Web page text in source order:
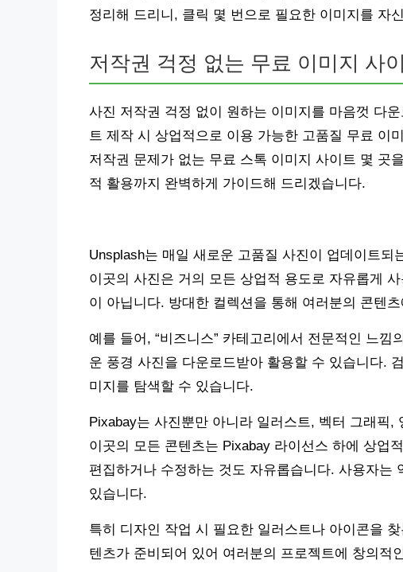
정리해 드리니, 클릭 몇 번으로 필요한 이미지를 자
저작권 걱정 없는 무료 이미지 사
사진 저작권 걱정 없이 원하는 이미지를 마음껏 다
트 제작 시 상업적으로 이용 가능한 고품질 무료 이
저작권 문제가 없는 무료 스톡 이미지 사이트 몇 곳
적 활용까지 완벽하게 가이드해 드리겠습니다.
Unsplash는 매일 새로운 고품질 사진이 업데이트
이곳의 사진은 거의 모든 상업적 용도로 자유롭게
이 아닙니다. 방대한 컬렉션을 통해 여러분의 콘텐
예를 들어, “비즈니스” 카테고리에서 전문적인 느낌
운 풍경 사진을 다운로드받아 활용할 수 있습니다.
미지를 탐색할 수 있습니다.
Pixabay는 사진뿐만 아니라 일러스트, 벡터 그래픽
이곳의 모든 콘텐츠는 Pixabay 라이선스 하에 상업
편집하거나 수정하는 것도 자유롭습니다. 사용자는
있습니다.
특히 디자인 작업 시 필요한 일러스트나 아이콘을
텐츠가 준비되어 있어 여러분의 프로젝트에 창의적